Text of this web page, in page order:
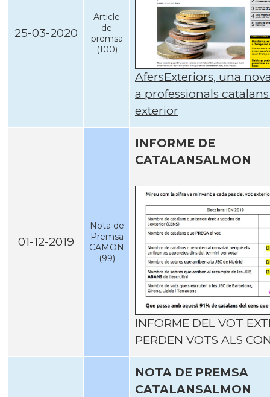
25-03-2020
Article
de
premsa
(100)
AfersExteriors, una
a professionals
exterior
01-12-2019
Nota de
Premsa
CAMON
(99)
INFORME DE
CATALANSALMON
INFORME DEL VOT
PERDEN VOTS ALS
NOTA DE PREMSA
CATALANSALMON